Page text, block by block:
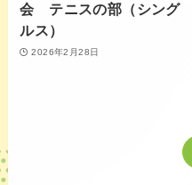
会 テニスの部（シング
ルス）
2026年2月28日